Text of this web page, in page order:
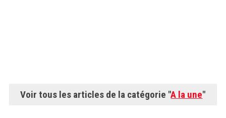
Voir tous les articles de la catégorie "A la une"